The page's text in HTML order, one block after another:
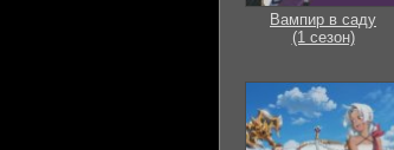
Вампир в саду
(1 сезон)